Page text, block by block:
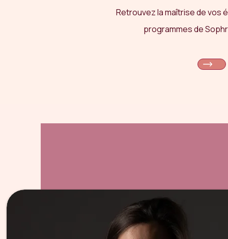
Retrouvez la maîtrise de vos
programmes de